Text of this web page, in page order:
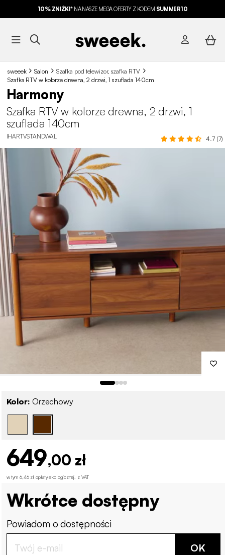
10% ZNIŻKI*NA NASZE MEGA OFERTY Z KODEM SUMMER10
sweeek Salon
Szafka pod telewizor, szafka RTV
Szafka RTV w kolorze drewna, 2 drzwi, 1 szuflada 140cm
Harmony
Szafka RTV w kolorze drewna, 2 drzwi, 1
szuflada 140cm
IHARTVSTANDWAL 4.7 (7)
Kolor: Orzechowy
649,00 zł
w tym 6,46 zł opłaty ekologicznej z VAT
Wkrótce dostępny
Powiadom o dostępności
OK